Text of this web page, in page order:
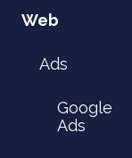
Web
Ads
Google
Ads